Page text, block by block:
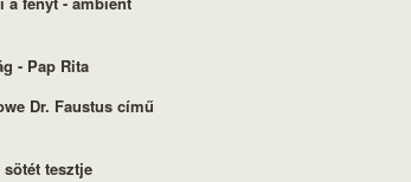
- Pap Rita
Dr. Faustus című
sötét tesztje